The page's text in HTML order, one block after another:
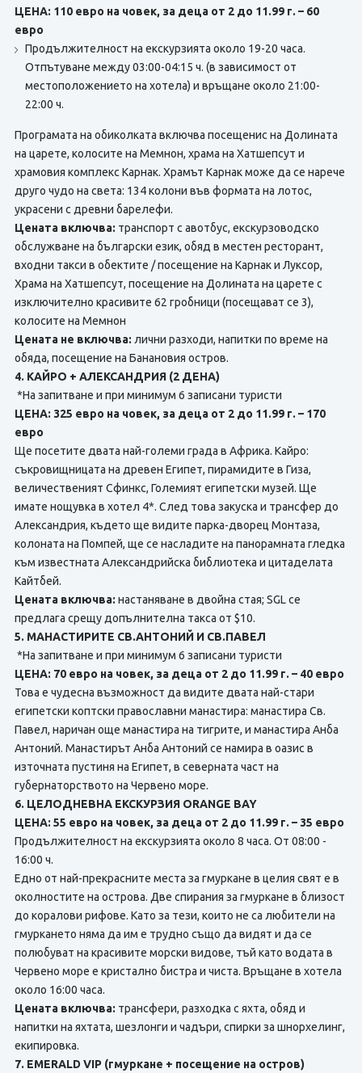
ЦЕНА: 110 евро на човек, за деца от 2 до 11.99 г. – 60
евро
Продължителност на екскурзията около 19-20 часа.
Отпътуване между 03:00-04:15 ч. (в зависимост от
местоположението на хотела) и връщане около 21:00-
22:00 ч.
Програмата на обиколката включва посещенис на Долината
на царете, колосите на Мемнон, храма на Хатшепсут и
храмовия комплекс Карнак. Храмът Карнак може да се нарече
друго чудо на света: 134 колони във формата на лотос,
украсени с древни барелефи.
Цената включва: транспорт с авотбус, екскурзоводско
обслужване на български език, обяд в местен ресторант,
входни такси в обектите / посещение на Карнак и Луксор,
Храма на Хатшепсут, посещение на Долината на царете с
изключително красивите 62 гробници (посещават се 3),
колосите на Мемнон
Цената не включва: лични разходи, напитки по време на
обяда, посещение на Банановия остров.
4. КАЙРО + АЛЕКСАНДРИЯ (2 ДЕНА)
*На запитване и при минимум 6 записани туристи
ЦЕНА: 325 евро на човек, за деца от 2 до 11.99 г. – 170
евро
Ще посетите двата най-големи града в Африка. Кайро:
съкровищницата на древен Египет, пирамидите в Гиза,
величественият Сфинкс, Големият египетски музей. Ще
имате нощувка в хотел 4*. След това закуска и трансфер до
Александрия, където ще видите парка-дворец Монтаза,
колоната на Помпей, ще се насладите на панорамната гледка
към известната Александрийска библиотека и цитаделата
Кайтбей.
Цената включва: настаняване в двойна стая; SGL се
предлага срещу допълнителна такса от $10.
5. МАНАСТИРИТЕ СВ.АНТОНИЙ И СВ.ПАВЕЛ
*На запитване и при минимум 6 записани туристи
ЦЕНА: 70 евро на човек, за деца от 2 до 11.99 г. – 40 евро
Това е чудесна възможност да видите двата най-стари
египетски коптски православни манастира: манастира Св.
Павел, наричан още манастира на тигрите, и манастира Анба
Антоний. Манастирът Анба Антоний се намира в оазис в
източната пустиня на Египет, в северната част на
губернаторството на Червено море.
6. ЦЕЛОДНЕВНА ЕКСКУРЗИЯ ORANGE BAY
ЦЕНА: 55 евро на човек, за деца от 2 до 11.99 г. – 35 евро
Продължителност на екскурзията около 8 часа. От 08:00 -
16:00 ч.
Едно от най-прекрасните места за гмуркане в целия свят е в
околностите на острова. Две спирания за гмуркане в близост
до коралови рифове. Като за тези, които не са любители на
гмуркането няма да им е трудно също да видят и да се
полюбуват на красивите морски видове, тъй като водата в
Червено море е кристално бистра и чиста. Връщане в хотела
около 16:00 часа.
Цената включва: трансфери, разходка с яхта, обяд и
напитки на яхтата, шезлонги и чадъри, спирки за шнорхелинг,
екипировка.
7. EMERALD VIP (гмуркане + посещение на остров)